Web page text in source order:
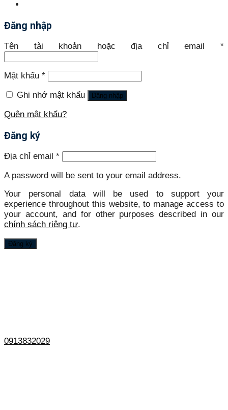
Đăng nhập
Tên tài khoản hoặc địa chỉ email *
Mật khẩu *
Ghi nhớ mật khẩu Đăng nhập
Quên mật khẩu?
Đăng ký
Địa chỉ email *
A password will be sent to your email address.
Your personal data will be used to support your
experience throughout this website, to manage access to
your account, and for other purposes described in our
chính sách riêng tư.
Đăng ký
0913832029